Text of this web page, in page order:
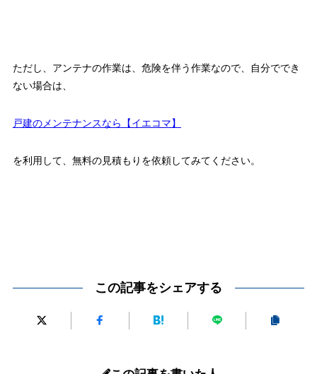
ただし、アンテナの作業は、危険を伴う作業なので、自分ででき
ない場合は、
戸建のメンテナンスなら【イエコマ】
を利用して、無料の見積もりを依頼してみてください。
この記事をシェアする